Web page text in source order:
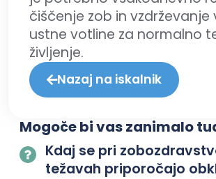
čiščenje zob in vzdrževanje
ustne votline za normalno
življenje.
Nazaj na iskalnik
Mogoče bi vas zanimalo
Kdaj se pri
težavah priporočajo